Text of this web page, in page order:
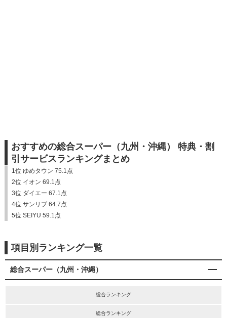
おすすめの総合スーパー（九州・沖縄） 特典・割
引サービスランキングまとめ
1位 ゆめタウン 75.1点
2位 イオン 69.1点
3位 ダイエー 67.1点
4位 サンリブ 64.7点
5位 SEIYU 59.1点
項目別ランキング一覧
総合スーパー（九州・沖縄）
総合ランキング
総合ランキング